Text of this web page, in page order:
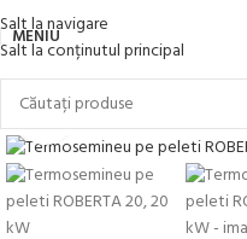
Salt la navigare
Salt la conținutul principal
MENIU
Faceți clic pentru a mări